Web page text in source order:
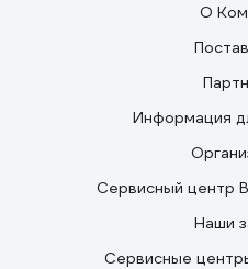
О
Информация
Сервисный центр
Наши
Сервисные